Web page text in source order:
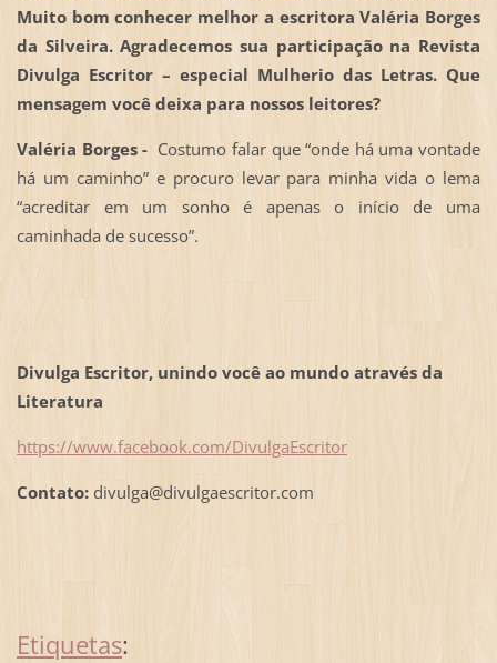
Muito bom conhecer melhor a escritora Valéria Borges
da Silveira. Agradecemos sua participação na Revista
Divulga Escritor – especial Mulherio das Letras. Que
mensagem você deixa para nossos leitores?
Valéria Borges - Costumo falar que “onde há uma vontade
há um caminho” e procuro levar para minha vida o lema
“acreditar em um sonho é apenas o início de uma
caminhada de sucesso”.
Divulga Escritor, unindo você ao mundo através da
Literatura
https://www.facebook.com/DivulgaEscritor
Contato:divulga@divulgaescritor.com
Etiquetas: